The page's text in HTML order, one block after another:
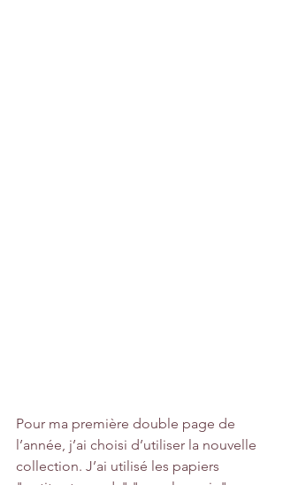
Pour ma première double page de
l’année, j’ai choisi d’utiliser la nouvelle
collection. J’ai utilisé les papiers